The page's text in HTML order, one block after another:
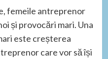
femeile antreprenor
și provocări mari. Una
este creșterea
care vor să își